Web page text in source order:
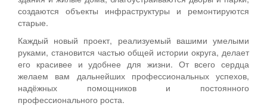
создаются объекты инфраструктуры и ремонтируются
старые.
Каждый новый проект, реализуемый вашими умелыми
руками, становится частью общей истории округа, делает
его красивее и удобнее для жизни. От всего сердца
желаем вам дальнейших профессиональных успехов,
надёжных помощников и постоянного
профессионального роста.